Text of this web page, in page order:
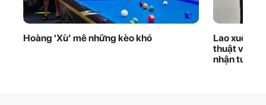
Hoàng 'Xù’ mê những kèo khó
Lao xuống
thuật viên
nhận tuyên